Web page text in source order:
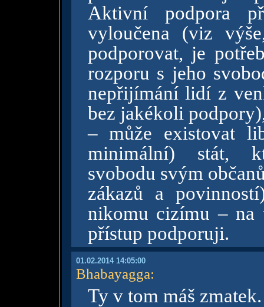
Aktivní podpora
vyloučena (viz
podporovat, je
rozporu s jeho
nepřijímání lidí z
bez jakékoli
– může existovat
minimální) stát,
svobodu svým
zákazů a
nikomu cizímu – na
přístup podporuji.
01.02.2014 14:05:00
Bhabayagga:
Ty v tom máš zmatek.